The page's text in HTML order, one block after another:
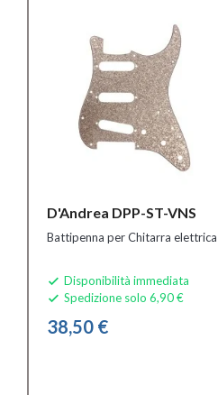
D'Andrea DPP-ST-VNS
Battipenna per Chitarra elettrica
 Disponibilità immediata
 Spedizione solo 6,90 €
38,50 €